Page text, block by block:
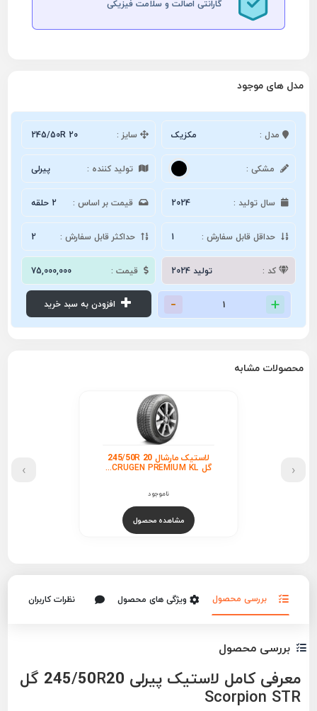
گارانتی اصالت و سلامت فیزیکی
مدل های موجود
مدل : مکزیک سایز : 245/50R 20
مشکی : تولید کننده : پیرلی
سال تولید : 2024 قیمت بر اساس : 2 حلقه
حداقل قابل سفارش : 1 حداکثر قابل سفارش : 2
کد : تولید 2024 قیمت : 75,000,000
محصولات مشابه
لاستیک مارشال 245/50R 20
گل CRUGEN PREMIUM KL...
ناموجود
مشاهده محصول
‹
›
بررسی محصول ویژگی های محصول نظرات کاربران
بررسی محصول
معرفی کامل لاستیک پیرلی 245/50R20 گل
Scorpion STR